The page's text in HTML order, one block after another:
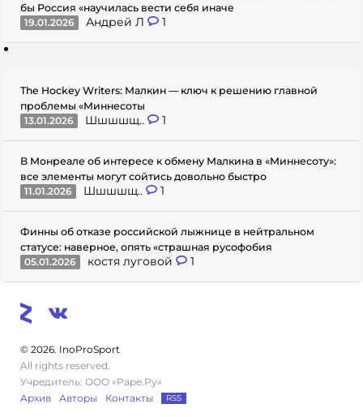
бы Россия «научилась вести себя иначе
19.01.2026
Андрей Л 1
The Hockey Writers: Малкин — ключ к решению главной
проблемы «Миннесоты
13.01.2026
Шшшшщ.. 1
В Монреале об интересе к обмену Малкина в «Миннесоту»:
все элементы могут сойтись довольно быстро
11.01.2026
Шшшшщ.. 1
Финны об отказе российской лыжнице в нейтральном
статусе: наверное, опять «страшная русофобия
05.01.2026
костя луговой 1
© 2026. InoProSport
All rights reserved.
Учредитель: ООО «Раре.Ру»
Архив
Авторы Контакты RSS